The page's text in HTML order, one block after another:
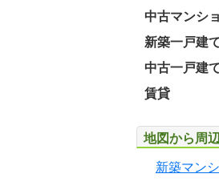
中古マンシ
新築一戸建
中古一戸建
賃貸
地図から周
新築マン